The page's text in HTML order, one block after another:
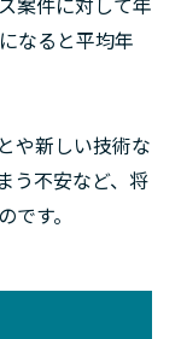
なると平均年
や新しい技術な
う不安など、将
す。